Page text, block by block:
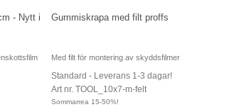
- Nytt i
Gummiskrapa med filt proffs
Med filt för montering av skyddsfilmer
Standard - Leverans 1-3 dagar!
Art nr. TOOL_10x7-m-felt
Sommarrea 15-50%!